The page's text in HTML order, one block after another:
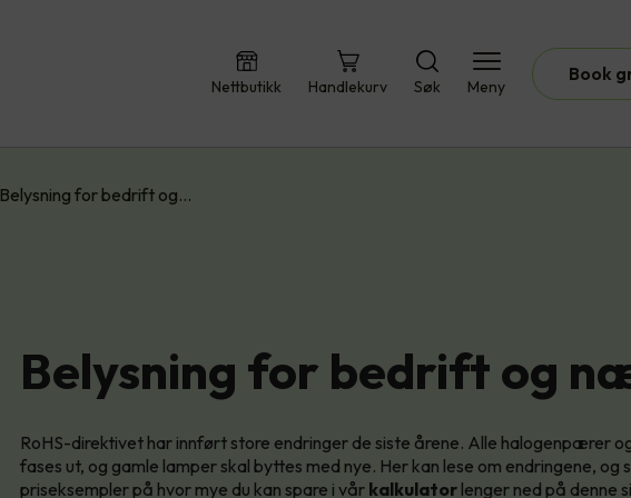
Nettbutikk Handlekurv Søk Meny
Book
Belysning for bedrift og…
Belysning for bedrift og
RoHS-direktivet har innført store endringer de siste årene. Alle halogenpærer
fases ut, og gamle lamper skal byttes med nye. Her kan lese om endringene, og
priseksempler på hvor mye du kan spare i vår kalkulator lenger ned på denne